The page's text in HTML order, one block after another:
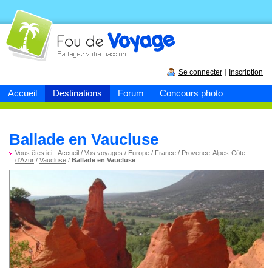
Accueil Destinations Forum Concours photo
Fou devoyage
Se connecter Inscription
Ballade en Vaucluse
Vous êtes ici : Accueil / Vos voyages / Europe / France / Provence-Alpes-Côte
d'Azur / Vaucluse / Ballade en Vaucluse